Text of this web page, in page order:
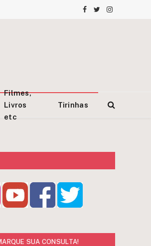
Facebook
TwitterInstagram
Filmes,
Livros
etc
Tirinhas
SUA CONSULTA!